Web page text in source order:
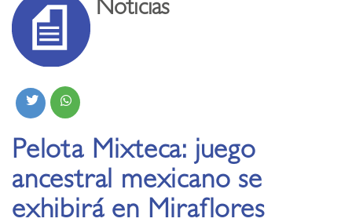
Noticias
Pelota Mixteca: juego
ancestral mexicano se
exhibirá en Miraflores